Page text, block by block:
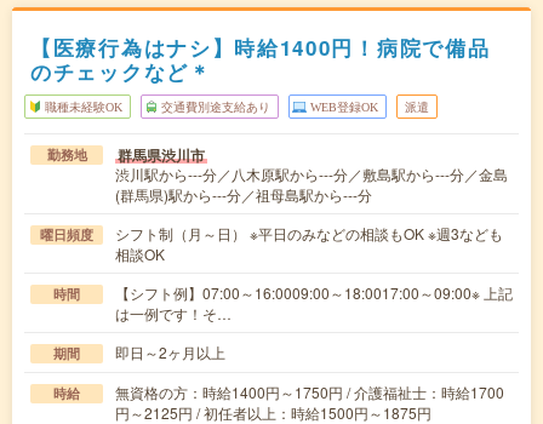
【医療行為はナシ】時給1400円！病院で備品
のチェックなど＊
職種未経験OK 交通費別途支給あり WEB登録OK 派遣
勤務地 群馬県渋川市
渋川駅から---分／八木原駅から---分／敷島駅から---分／金島
(群馬県)駅から---分／祖母島駅から---分
曜日頻度
シフト制（月～日） ※平日のみなどの相談もOK ※週3なども
相談OK
時間
【シフト例】07:00～16:0009:00～18:0017:00～09:00※ 上記
は一例です！そ…
期間 即日～2ヶ月以上
時給
無資格の方：時給1400円～1750円 / 介護福祉士：時給1700
円～2125円 / 初任者以上：時給1500円～1875円